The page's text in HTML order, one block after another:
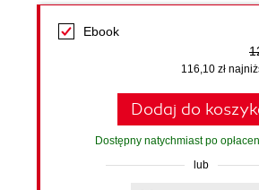
Ebook
116,10 zł
Dodaj do
Dostępny natychmiast po
lub